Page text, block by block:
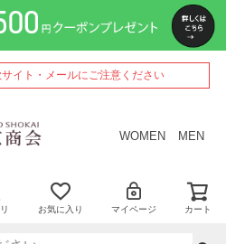
イト・メールにご注意ください
WOMEN MEN
お気に入り マイページ カート
ペー
ジト
ップ
へ